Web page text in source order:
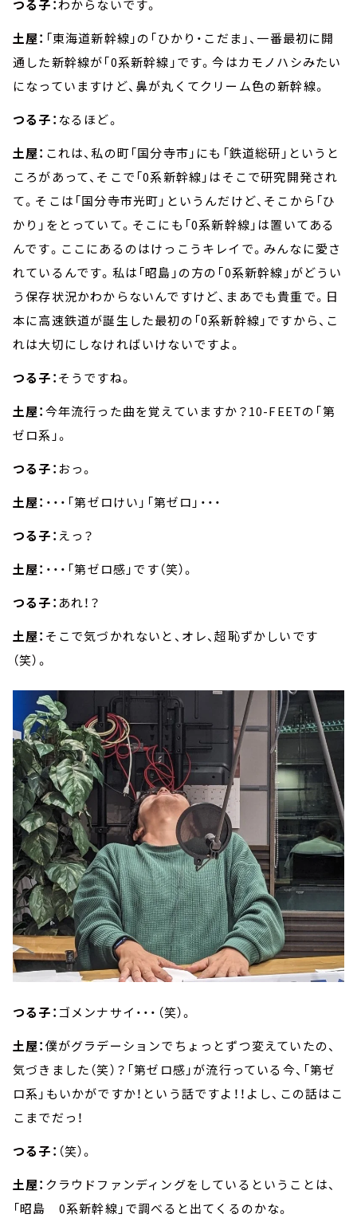
つる子：わからないです。
土屋： 「東海道新幹線」の「ひかり・こだま」、一番最初に開
通した新幹線が「0系新幹線」です。今はカモノハシみたい
になっていますけど、鼻が丸くてクリーム色の新幹線。
つる子： なるほど。
土屋： これは、私の町「国分寺市」にも「鉄道総研」というと
ころがあって、そこで「0系新幹線」はそこで研究開発され
て。そこは「国分寺市光町」というんだけど、そこから「ひ
かり」をとっていて。そこにも「0系新幹線」は置いてある
んです。ここにあるのはけっこうキレイで。みんなに愛さ
れているんです。私は「昭島」の方の「0系新幹線」がどうい
う保存状況かわからないんですけど、まあでも貴重で。日
本に高速鉄道が誕生した最初の「0系新幹線」ですから、こ
れは大切にしなければいけないですよ。
つる子：そうですね。
土屋：今年流行った曲を覚えていますか？10-FEETの「第
ゼロ系」。
つる子： おっ。
土屋： ・・・「第ゼロけい」「第ゼロ」・・・
つる子： えっ？
土屋： ・・・「第ゼロ感」です（笑）。
つる子： あれ！？
土屋： そこで気づかれないと、オレ、超恥ずかしいです
（笑）。
つる子： ゴメンナサイ・・・（笑）。
土屋：僕がグラデーションでちょっとずつ変えていたの、
気づきました（笑）？「第ゼロ感」が流行っている今、「第ゼ
ロ系」もいかがですか！という話ですよ！！よし、この話はこ
こまでだっ！
つる子： （笑）。
土屋： クラウドファンディングをしているということは、
「昭島 0系新幹線」で調べると出てくるのかな。